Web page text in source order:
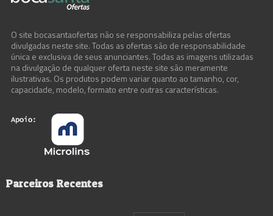
O site bocasantaofertas não se responsabiliza pelas ofertas
divulgadas neste site. Todas as ofertas são de responsabilidade
única e exclusiva de seus anunciantes. Todas as imagens utilizadas
na divulgação de qualquer oferta neste site são meramente
ilustrativas. Os produtos podem variar quanto ao tamanho, cor,
capacidade, modelo, formato entre outras características.
Parceiros Recentes